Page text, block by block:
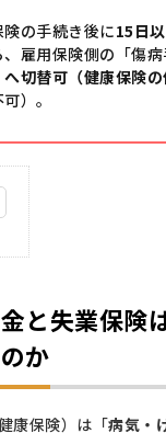
険の手続き後に15日
、雇用保険側の「傷
へ切替可（健康保険
）。
と失業保険
か
康保険）は「病気・